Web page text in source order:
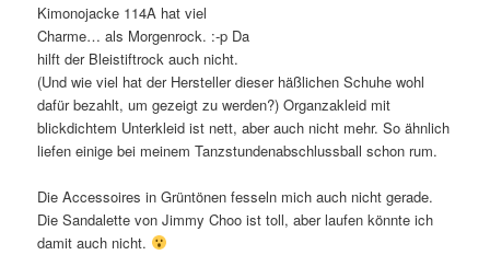
Kimonojacke 114A hat viel
Charme… als Morgenrock. :-p Da
hilft der Bleistiftrock auch nicht.
(Und wie viel hat der Hersteller dieser häßlichen Schuhe wohl
dafür bezahlt, um gezeigt zu werden?) Organzakleid mit
blickdichtem Unterkleid ist nett, aber auch nicht mehr. So ähnlich
liefen einige bei meinem Tanzstundenabschlussball schon rum.
Die Accessoires in Grüntönen fesseln mich auch nicht gerade.
Die Sandalette von Jimmy Choo ist toll, aber laufen könnte ich
damit auch nicht.